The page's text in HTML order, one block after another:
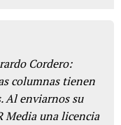
Cordero:
columnas tienen
Al enviarnos su
Media una licencia